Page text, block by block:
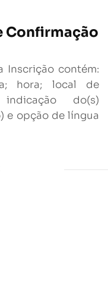
Confirmação
Inscrição contém:
hora; local de
do(s)
e opção de língua